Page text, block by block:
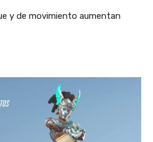
y de movimiento aumentan